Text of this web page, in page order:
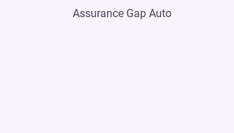
Assurance Gap Auto